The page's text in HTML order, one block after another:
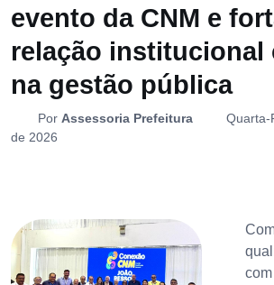
evento da CNM e
relação institucional
na gestão pública
Por Assessoria Prefeitura
Quarta-
de 2026